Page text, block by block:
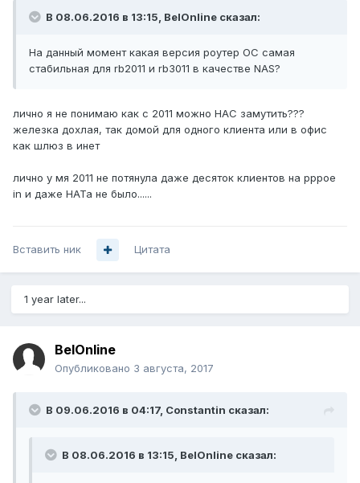
В 08.06.2016 в 13:15, BelOnline сказал:
На данный момент какая версия роутер ОС самая
стабильная для rb2011 и rb3011 в качестве NAS?
лично я не понимаю как с 2011 можно НАС замутить???
железка дохлая, так домой для одного клиента или в офис
как шлюз в инет
лично у мя 2011 не потянула даже десяток клиентов на рррое
in и даже НАТа не было......
Вставить ник Цитата
1 year later...
BelOnline
Опубликовано 3 августа, 2017
В 09.06.2016 в 04:17, Constantin сказал:
В 08.06.2016 в 13:15, BelOnline сказал: